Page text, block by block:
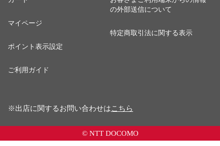
マイページ
ポイント表示設定
ご利用ガイド
の外部送信について
特定商取引法に関する表示
※出店に関するお問い合わせはこちら
© NTT DOCOMO